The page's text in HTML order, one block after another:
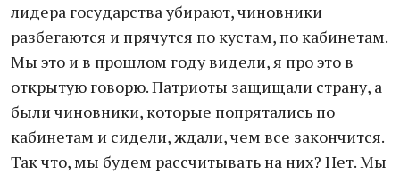
лидера государства убирают, чиновники
разбегаются и прячутся по кустам, по кабинетам.
Мы это и в прошлом году видели, я про это в
открытую говорю. Патриоты защищали страну, а
были чиновники, которые попрятались по
кабинетам и сидели, ждали, чем все закончится.
Так что, мы будем рассчитывать на них? Нет. Мы